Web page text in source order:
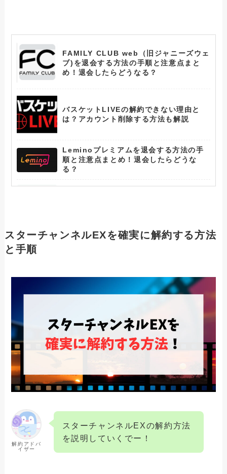
FAMILY CLUB web（旧ジャニーズウェ
ブ)を退会する方法の手順と注意点まと
め！退会したらどうなる？
バスケットLIVEの解約できない理由と
は？アカウント削除する方法も解説
Leminoプレミアムを退会する方法の手
順と注意点まとめ！退会したらどうな
る？
金を止める方法と注意事項
FODプレミアムを解約できない人へ！確
実に課金を止める方法と注意事項
DAZNを解約・退会できない人へ！確実
に課金を止める方法と注意事項
スターチャンネルEXを確実に解約する方法
と手順
解約アドバ
イザー
スターチャンネルEXの解約方法
を説明していくでー！